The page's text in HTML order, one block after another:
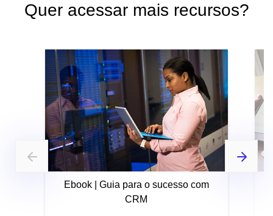
Quer acessar mais recursos?
Ebook | Guia para o sucesso com
CRM